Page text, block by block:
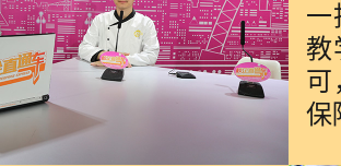
一
教
可
保